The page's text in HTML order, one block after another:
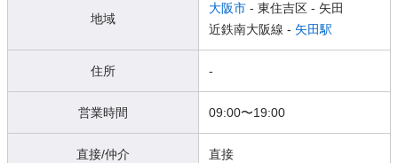
地域
大阪市 - 東住吉区 - 矢田
近鉄南大阪線 - 矢田駅
住所 -
営業時間 09:00〜19:00
直接/仲介 直接